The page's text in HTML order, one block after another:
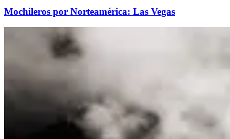
Mochileros por Norteamérica: Las Vegas